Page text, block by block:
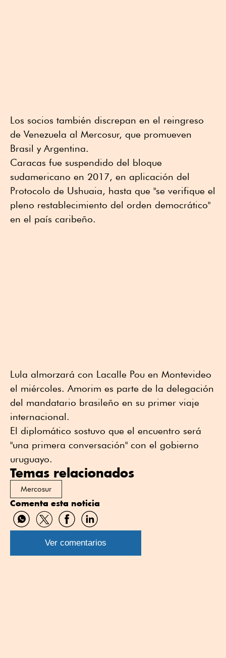
Los socios también discrepan en el reingreso
de Venezuela al Mercosur, que promueven
Brasil y Argentina.
Caracas fue suspendido del bloque
sudamericano en 2017, en aplicación del
Protocolo de Ushuaia, hasta que "se verifique el
pleno restablecimiento del orden democrático"
en el país caribeño.
Lula almorzará con Lacalle Pou en Montevideo
el miércoles. Amorim es parte de la delegación
del mandatario brasileño en su primer viaje
internacional.
El diplomático sostuvo que el encuentro será
"una primera conversación" con el gobierno
uruguayo.
Temas relacionados
Mercosur
Comenta esta noticia
Compartir
por
WhatsApp
Compartir
por
Twitter
Compartir
por
Facebook
Compartir
por
Linkedin
Ver comentarios